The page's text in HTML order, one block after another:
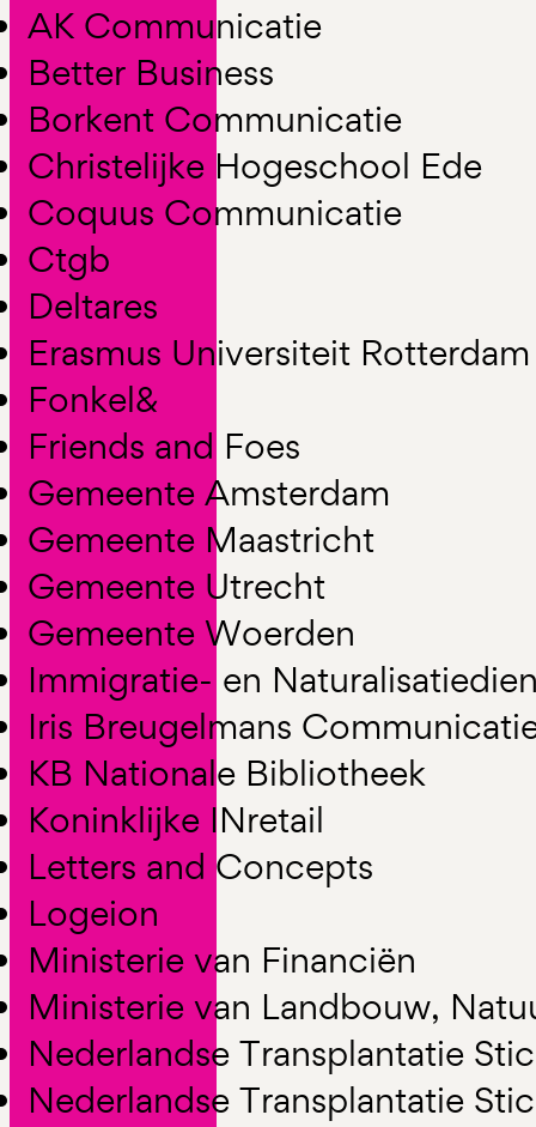
AK Communicatie
Better Business
Borkent Communicatie
Christelijke Hogeschool Ede
Coquus Communicatie
Ctgb
Deltares
Erasmus Universiteit Rotterdam
Fonkel&
Friends and Foes
Gemeente Amsterdam
Gemeente Maastricht
Gemeente Utrecht
Gemeente Woerden
Immigratie- en
Iris Breugelmans
KB Nationale Bibliotheek
Koninklijke INretail
Letters and Concepts
Logeion
Ministerie van Financiën
Ministerie van Landbouw,
Nederlandse Transplantatie
Nederlandse Transplantatie